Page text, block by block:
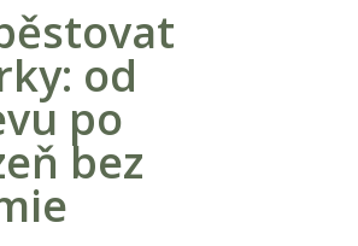
od
po
bez